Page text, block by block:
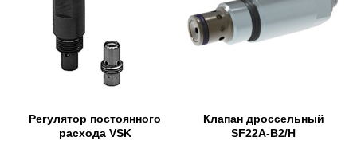
Регулятор постоянного
расхода VSK
Клапан дроссельный
SF22A-B2/H